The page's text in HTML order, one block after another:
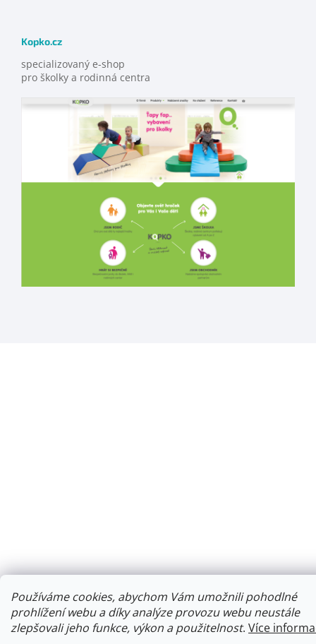
Používáme cookies, abychom Vám umožnili pohodlné
prohlížení webu a díky analýze provozu webu neustále
zlepšovali jeho funkce, výkon a použitelnost. Více
Kopko.cz
specializovaný e-shop
pro školky a rodinná centra